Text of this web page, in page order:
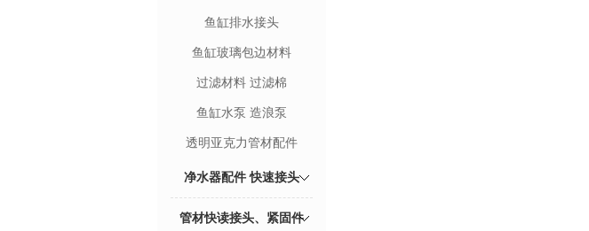
鱼缸排水接头
鱼缸玻璃包边材料
过滤材料 过滤棉
鱼缸水泵 造浪泵
透明亚克力管材配件
净水器配件 快速接头
管材快读接头、紧固件